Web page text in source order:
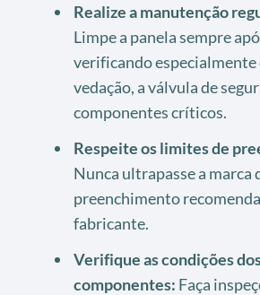
Realize a manutenção
Limpe a panela sempre
verificando especialmente
vedação, a válvula de
componentes críticos.
Respeite os limites de
Nunca ultrapasse a marca
preenchimento
fabricante.
Verifique as condições
componentes: Faça